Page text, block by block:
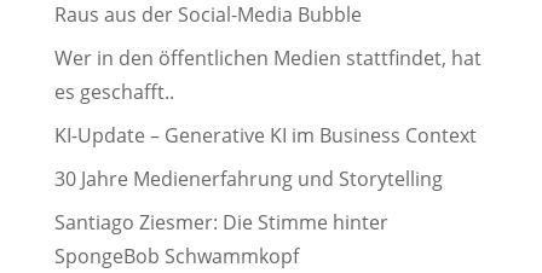
Raus aus der Social-Media Bubble
Wer in den öffentlichen Medien stattfindet, hat
es geschafft..
KI-Update – Generative KI im Business Context
30 Jahre Medienerfahrung und Storytelling
Santiago Ziesmer: Die Stimme hinter
SpongeBob Schwammkopf